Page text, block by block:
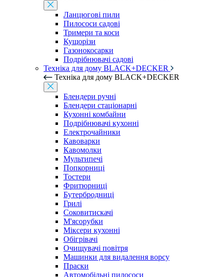
Ланцюгові пили
Пилососи садові
Тримери та коси
Кущорізи
Газонокосарки
Подрібнювачі садові
Техніка для дому BLACK+DECKER
Техніка для дому BLACK+DECKER
Блендери ручні
Блендери стаціонарні
Кухонні комбайни
Подрібнювачі кухонні
Електрочайники
Кавоварки
Кавомолки
Мультипечі
Попкорниці
Тостери
Фритюрниці
Бутербродниці
Грилі
Соковитискачі
М'ясорубки
Міксери кухонні
Обігрівачі
Очищувачі повітря
Машинки для видалення ворсу
Праски
Автомобільні пилососи